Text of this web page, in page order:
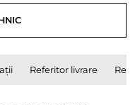
Referitor livrare